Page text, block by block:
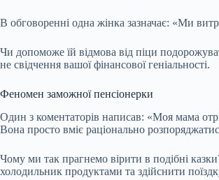
В обговоренні одна жінка зазначає: «Ми
Чи допоможе їй відмова від піци
не свідчення вашої фінансової геніальності.
Феномен заможної пенсіонерки
Один з коментаторів написав: «Моя мама
Вона просто вміє раціонально
Чому ми так прагнемо вірити в подібні
холодильник продуктами та здійснити